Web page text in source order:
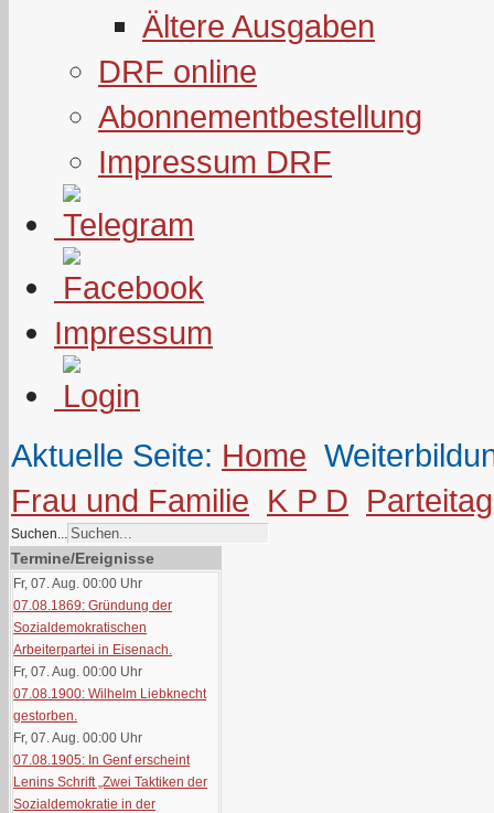
Ältere Ausgaben
DRF online
Abonnementbestellung
Impressum DRF
Impressum
Aktuelle Seite: Home
Frau und Familie K P D
Suchen...
Termine/Ereignisse
Fr, 07. Aug. 00:00 Uhr
07.08.1869: Gründung der
Sozialdemokratischen
Arbeiterpartei in Eisenach.
Fr, 07. Aug. 00:00 Uhr
07.08.1900: Wilhelm Liebknecht
gestorben.
Fr, 07. Aug. 00:00 Uhr
07.08.1905: In Genf erscheint
Lenins Schrift „Zwei Taktiken der
Sozialdemokratie in der